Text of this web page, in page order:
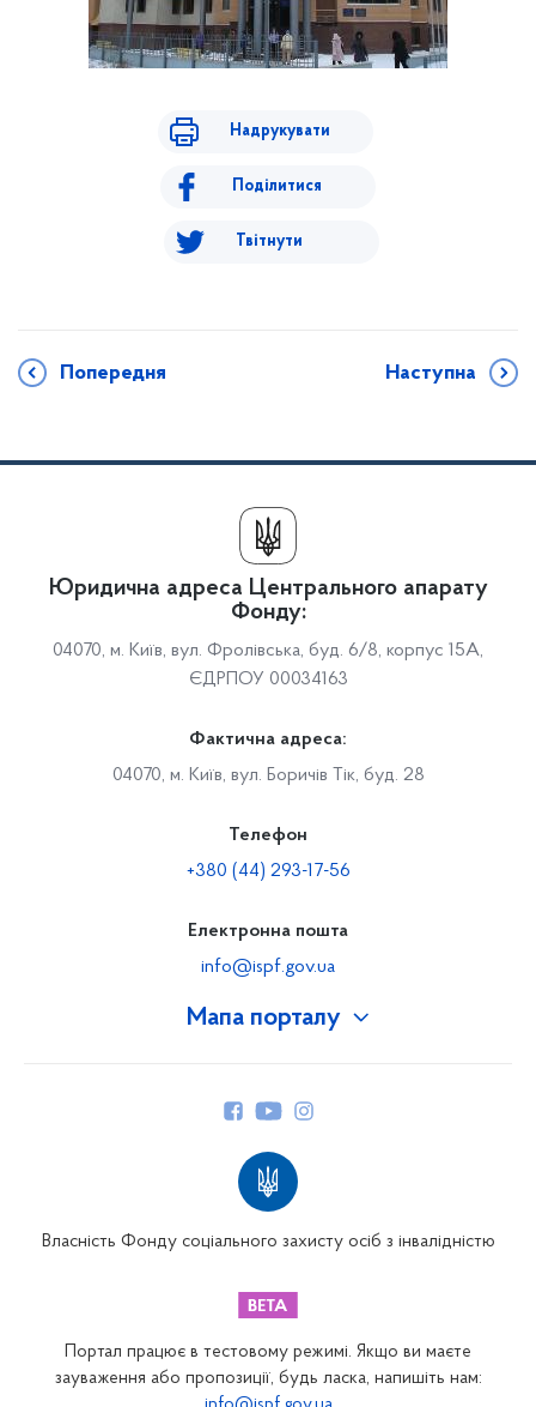
Надрукувати
Поділитися
Твітнути
Попередня Наступна
Мапа порталу
Закарпатське відділення
Юридична адреса Центрального апарату
Фонду:
04070, м. Київ, вул. Фролівська, буд. 6/8, корпус 15А,
ЄДРПОУ 00034163
Фактична адреса:
04070, м. Київ, вул. Боричів Тік, буд. 28
Телефон
+380 (44) 293-17-56
Електронна пошта
info@ispf.gov.ua
Власність Фонду соціального захисту осіб з інвалідністю
Портал працює в тестовому режимі. Якщо ви маєте
зауваження або пропозиції, будь ласка, напишіть нам: